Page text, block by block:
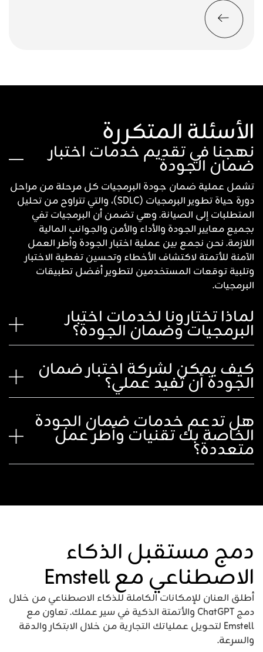
الأسئلة المتكررة
نهجنا في تقديم خدمات اختبار
ضمان الجودة
تشمل عملية ضمان جودة البرمجيات كل مرحلة من مراحل
دورة حياة تطوير البرمجيات (SDLC)، والتي تتراوح من تحليل
المتطلبات إلى الصيانة. وهي تضمن أن البرمجيات تفي
بجميع معايير الجودة والأداء والأمن والجوانب المالية
اللازمة. نحن نجمع بين عملية اختبار الجودة وأطر العمل
الآمنة للأتمتة لاكتشاف الأخطاء وتحسين تغطية الاختبار
وتلبية توقعات المستخدمين لتطوير أفضل تطبيقات
البرمجيات.
لماذا تختارونا لخدمات اختبار
البرمجيات وضمان الجودة؟
كيف يمكن لشركة اختبار ضمان
الجودة أن تفيد عملي؟
هل تدعم خدمات ضمان الجودة
الخاصة بك تقنيات وأطر عمل
متعددة؟
دمج مستقبل الذكاء
الاصطناعي مع Emstell
أطلق العنان للإمكانات الكاملة للذكاء الاصطناعي من خلال
دمج ChatGPT والأتمتة الذكية في سير عملك. تعاون مع
Emstell لتحويل عملياتك التجارية من خلال الابتكار والدقة
والسرعة.